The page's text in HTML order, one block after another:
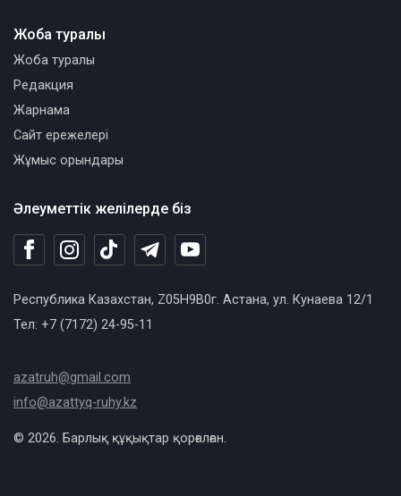
Әлеуметтік желілерде біз
Республика Казахстан, Z05H9B0г. Астана, ул. Кунаева 12/1
Тел: +7 (7172) 24-95-11
azatruh@gmail.com
info@azattyq-ruhy.kz
Жоба туралы
Жоба туралы
Редакция
Жарнама
Сайт ережелері
Жұмыс орындары
© 2026. Барлық құқықтар қорғалған.